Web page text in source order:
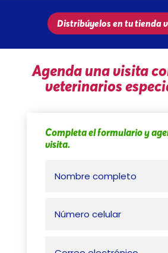
Distribúyelos en tu tienda
Agenda una visita
veterinarios
Completa el formulario y
visita.